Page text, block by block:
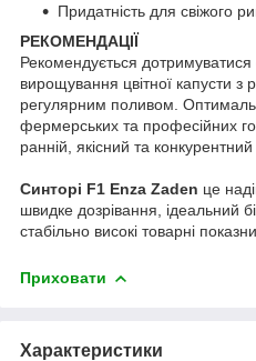
Придатність для свіжого
РЕКОМЕНДАЦІЇ
Рекомендується дотримуватися
вирощування цвітної капусти з
регулярним поливом.
фермерських та професійних
ранній, якісний та конкурентний
Синторі F1 Enza Zaden це
швидке дозрівання, ідеальний
стабільно високі товарні
Приховати
Характеристики